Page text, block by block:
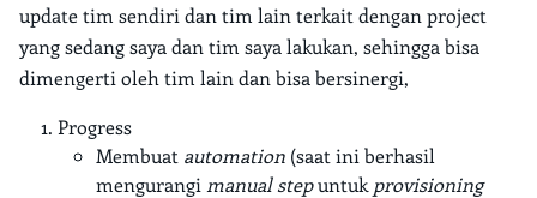
update tim sendiri dan tim lain terkait dengan project
yang sedang saya dan tim saya lakukan, sehingga bisa
dimengerti oleh tim lain dan bisa bersinergi,
Progress
Membuat automation (saat ini berhasil
mengurangi manual stepuntuk provisioning